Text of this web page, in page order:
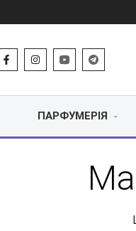
ПАРФУМЕРІЯ